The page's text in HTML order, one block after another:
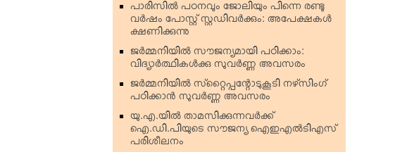
പാരിസില്‍ പഠനവും ജോലിയും പിന്നെ രണ്ടു
വര്‍ഷം പോസ്റ്റ് സ്റ്റഡിവര്‍ക്കും: അപേക്ഷകള്‍
ക്ഷണിക്കുന്നു
ജര്‍മ്മനിയില്‍ സൗജന്യമായി പഠിക്കാം:
വിദ്യാര്‍ത്ഥികള്‍ക്കു സുവര്‍ണ്ണ അവസരം
ജര്‍മ്മനിയില്‍ സ്‌റ്റൈപ്പന്റോടുകൂടി നഴ്‌സിംഗ്
പഠിക്കാന്‍ സുവര്‍ണ്ണ അവസരം
യു.എ.യില്‍ താമസിക്കുന്നവര്‍ക്ക്
ഐ.ഡി.പിയുടെ സൗജന്യ ഐഇഎല്‍ടിഎസ്
പരിശീലനം